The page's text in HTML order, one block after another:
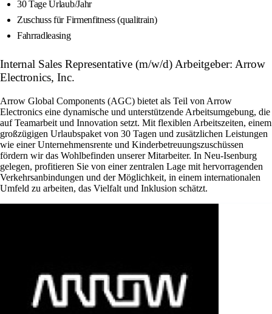
30 Tage Urlaub/Jahr
Zuschuss für Firmenfitness (qualitrain)
Fahrradleasing
Internal Sales Representative (m/w/d) Arbeitgeber: Arrow
Electronics, Inc.
Arrow Global Components (AGC) bietet als Teil von Arrow
Electronics eine dynamische und unterstützende Arbeitsumgebung, die
auf Teamarbeit und Innovation setzt. Mit flexiblen Arbeitszeiten, einem
großzügigen Urlaubspaket von 30 Tagen und zusätzlichen Leistungen
wie einer Unternehmensrente und Kinderbetreuungszuschüssen
fördern wir das Wohlbefinden unserer Mitarbeiter. In Neu-Isenburg
gelegen, profitieren Sie von einer zentralen Lage mit hervorragenden
Verkehrsanbindungen und der Möglichkeit, in einem internationalen
Umfeld zu arbeiten, das Vielfalt und Inklusion schätzt.